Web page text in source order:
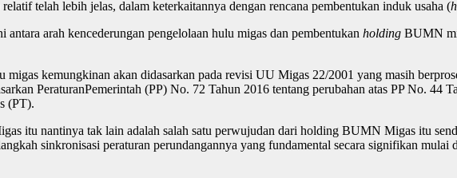
telah lebih jelas, dalam keterkaitannya dengan rencana pembentukan induk usaha (
arah kencederungan pengelolaan hulu migas dan pembentukan holding BUMN
kemungkinan akan didasarkan pada revisi UU Migas 22/2001 yang masih
PeraturanPemerintah (PP) No. 72 Tahun 2016 tentang perubahan atas PP No. 44
(PT).
itu nantinya tak lain adalah salah satu perwujudan dari holding BUMN Migas itu
sinkronisasi peraturan perundangannya yang fundamental secara signifikan